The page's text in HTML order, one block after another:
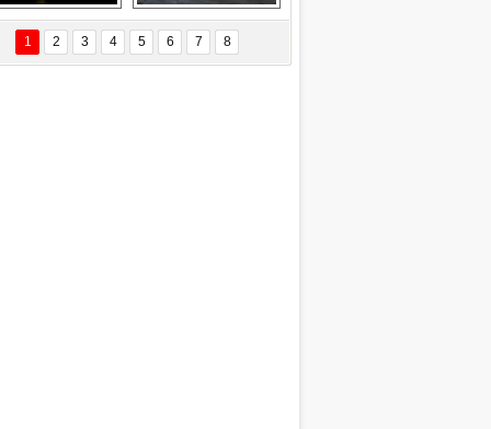
ÖZYANIK
Değişti?
Delta uçağına
yıldırım çarptı
Ford Focus RS
(2015)
1 2 3 4 5 6 7 8